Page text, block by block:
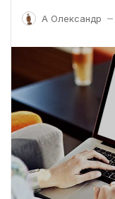
А Олександр —